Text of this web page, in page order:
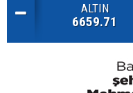
ALTIN
6659.71